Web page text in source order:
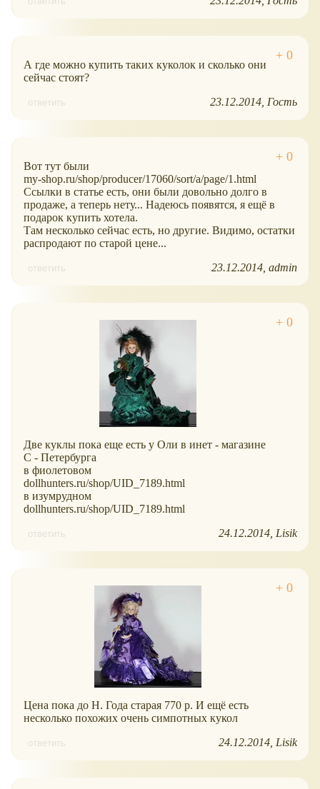
А где можно купить таких куколок и сколько они
сейчас стоят?
ответить 23.12.2014 Гость
Вот тут были
my-shop.ru/shop/producer/17060/sort/a/page/1.html
Ссылки в статье есть, они были довольно долго в
продаже, а теперь нету... Надеюсь появятся, я ещё в
подарок купить хотела.
Там несколько сейчас есть, но другие. Видимо, остатки
распродают по старой цене...
ответить 23.12.2014 admin
Две куклы пока еще есть у Оли в инет - магазине
С - Петербурга
в фиолетовом
dollhunters.ru/shop/UID_7189.html
в изумрудном
dollhunters.ru/shop/UID_7189.html
ответить 24.12.2014 Lisik
Цена пока до Н. Года старая 770 р. И ещё есть
несколько похожих очень симпотных кукол
ответить 24.12.2014 Lisik